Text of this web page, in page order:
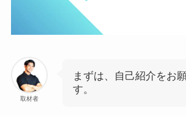
取材者
まずは、自己紹介をお
す。